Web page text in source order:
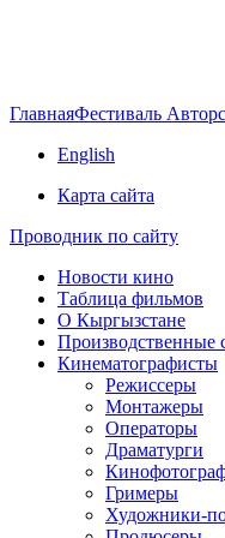
ГлавнаяФестиваль
English
Карта сайта
Проводник по сайту
Новости кино
Таблица фильмов
О Кыргызстане
Производственные
Кинематографисты
Режиссеры
Монтажеры
Операторы
Драматурги
Гримеры
Художники-